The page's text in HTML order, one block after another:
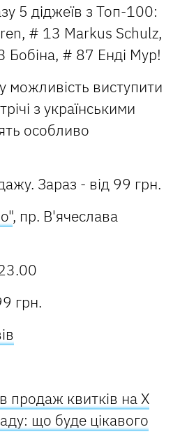
5 діджеїв з Топ-100:
# 13 Markus Schulz,
# 87 Енді Мур!
можливість виступити
з українськими
особливо
Зараз - від 99 грн.
, пр. В'ячеслава
грн.
продаж квитків на Х
що буде цікавого